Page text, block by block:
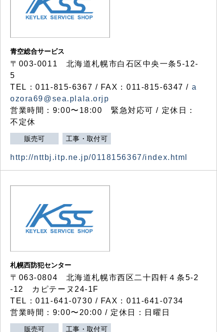
青空総合サービス
〒003-0011 北海道札幌市白石区中央一条5-12-
5
TEL：011-815-6367 / FAX：011-815-6347 / a
ozora69@sea.plala.orjp
営業時間：9:00〜18:00 緊急対応可 / 定休日：
不定休
販売可 工事・取付可
http://nttbj.itp.ne.jp/0118156367/index.html
札幌西防犯センター
〒063-0804 北海道札幌市西区二十四軒４条5-2
-12 カピテーヌ24-1F
TEL：011-641-0730 / FAX：011-641-0734
営業時間：9:00〜20:00 / 定休日：日曜日
販売可 工事・取付可